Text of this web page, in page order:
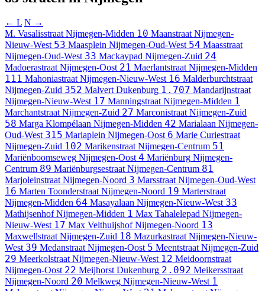
← L N →
M. Vasalisstraat Nijmegen-Midden 10 Maanstraat Nijmegen-
Nieuw-West 53 Maasplein Nijmegen-Oud-West 54 Maasstraat
Nijmegen-Oud-West 33 Mackaypad Nijmegen-Zuid 24
Madoerastraat Nijmegen-Oost 21 Maerlantstraat Nijmegen-Midden
111 Mahoniastraat Nijmegen-Nieuw-West 16 Malderburchtstraat
Nijmegen-Zuid 352 Malvert Dukenburg 1.707 Mandarijnstraat
Nijmegen-Nieuw-West 17 Manningstraat Nijmegen-Midden 1
Marchantstraat Nijmegen-Zuid 27 Marconistraat Nijmegen-Zuid
58 Marga Klompélaan Nijmegen-Midden 42 Marialaan Nijmegen-
Oud-West 315 Mariaplein Nijmegen-Oost 6 Marie Curiestraat
Nijmegen-Zuid 102 Marikenstraat Nijmegen-Centrum 51
Mariënboomseweg Nijmegen-Oost 4 Mariënburg Nijmegen-
Centrum 89 Mariënburgsestraat Nijmegen-Centrum 81
Marjoleinstraat Nijmegen-Noord 3 Marsstraat Nijmegen-Oud-West
16 Marten Toonderstraat Nijmegen-Noord 19 Marterstraat
Nijmegen-Midden 64 Masayalaan Nijmegen-Nieuw-West 33
Mathijsenhof Nijmegen-Midden 1 Max Tahalelepad Nijmegen-
Nieuw-West 17 Max Velthuijshof Nijmegen-Noord 13
Maxwellstraat Nijmegen-Zuid 18 Mazurkastraat Nijmegen-Nieuw-
West 39 Medanstraat Nijmegen-Oost 5 Meentstraat Nijmegen-Zuid
29 Meerkolstraat Nijmegen-Nieuw-West 12 Meidoornstraat
Nijmegen-Oost 22 Meijhorst Dukenburg 2.092 Meikersstraat
Nijmegen-Noord 20 Melkweg Nijmegen-Nieuw-West 1